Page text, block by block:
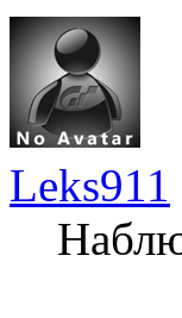
Leks911